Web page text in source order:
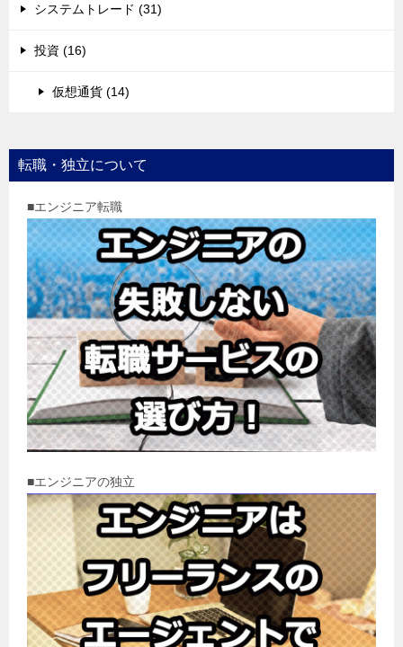
システムトレード (31)
投資 (16)
仮想通貨 (14)
転職・独立について
■エンジニア転職
■エンジニアの独立